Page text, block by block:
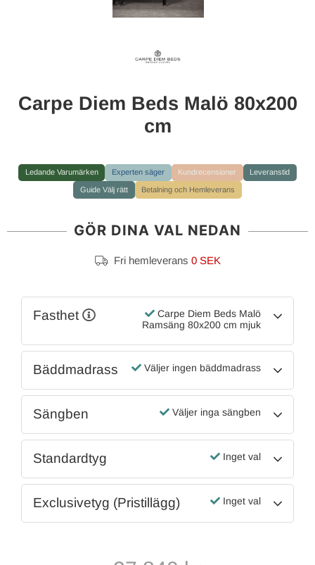
Carpe Diem Beds Malö 80x200
cm
Ledande Varumärken Experten säger Kundrecensioner Leveranstid
Guide Välj rätt Betalning och Hemleverans
GÖR DINA VAL NEDAN
Fri hemleverans 0 SEK
Fasthet
Carpe Diem Beds Malö
Ramsäng 80x200 cm mjuk
Bäddmadrass Väljer ingen bäddmadrass
Sängben Väljer inga sängben
Standardtyg Inget val
Exclusivetyg (Pristillägg) Inget val